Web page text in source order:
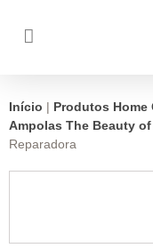
Início | Produtos Home
Ampolas The Beauty
Reparadora